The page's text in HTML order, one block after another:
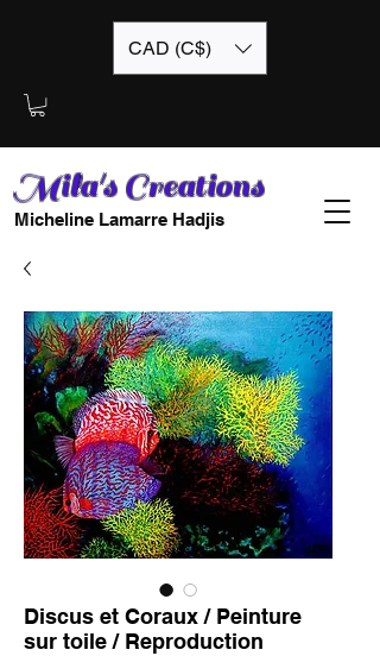
CAD (C$)
Mila's Creations
Micheline Lamarre Hadjis
Discus et Coraux / Peinture
sur toile / Reproduction